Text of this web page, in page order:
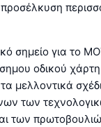
σημείο για το
οδικού
μελλοντικά
των
των